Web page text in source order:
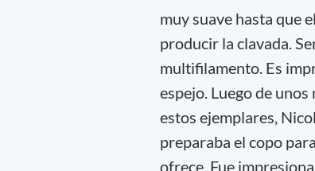
muy suave hasta que
producir la clavada.
multifilamento. Es
espejo. Luego de
estos ejemplares,
preparaba el copo
ofrece. Fue